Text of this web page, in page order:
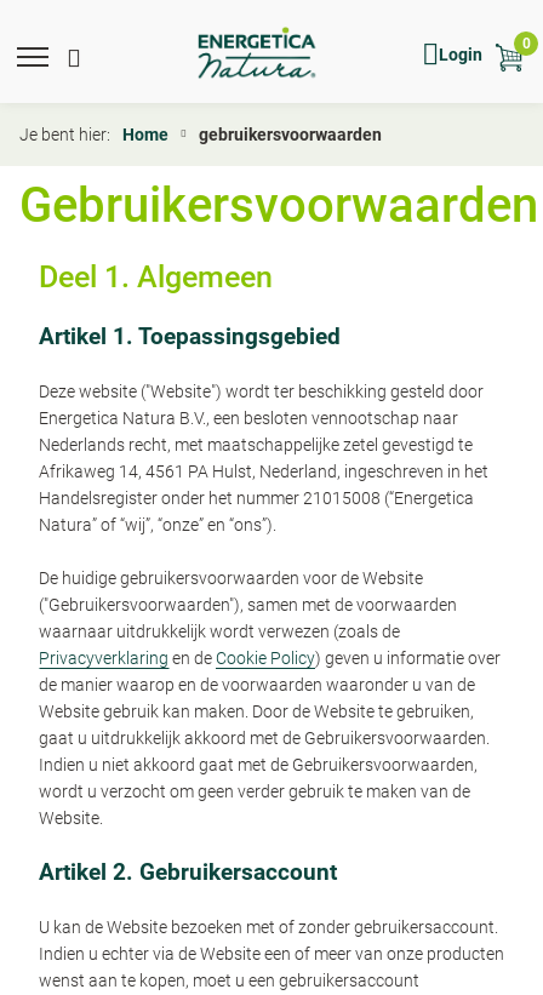
naar
gaan
Mobile
expand
icon
Main
search
form
Login
0
Je bent hier: Home gebruikersvoorwaarden
Gebruikersvoorwaarden
Deel 1. Algemeen
Artikel 1. Toepassingsgebied
Deze website ("Website") wordt ter beschikking gesteld door
Energetica Natura B.V., een besloten vennootschap naar
Nederlands recht, met maatschappelijke zetel gevestigd te
Afrikaweg 14, 4561 PA Hulst, Nederland, ingeschreven in het
Handelsregister onder het nummer 21015008 (“Energetica
Natura” of “wij”, “onze” en “ons”).
De huidige gebruikersvoorwaarden voor de Website
("Gebruikersvoorwaarden"), samen met de voorwaarden
waarnaar uitdrukkelijk wordt verwezen (zoals de
Privacyverklaring en deCookie Policy) geven u informatie over
de manier waarop en de voorwaarden waaronder u van de
Website gebruik kan maken. Door de Website te gebruiken,
gaat u uitdrukkelijk akkoord met de Gebruikersvoorwaarden.
Indien u niet akkoord gaat met de Gebruikersvoorwaarden,
wordt u verzocht om geen verder gebruik te maken van de
Website.
Artikel 2. Gebruikersaccount
U kan de Website bezoeken met of zonder gebruikersaccount.
Indien u echter via de Website een of meer van onze producten
wenst aan te kopen, moet u een gebruikersaccount